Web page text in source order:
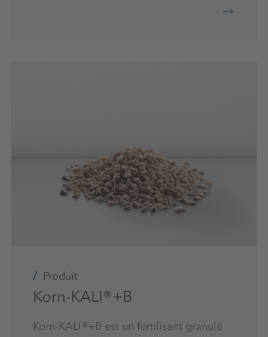
Produit
Korn-KALI®+B
Korn-KALI®+B est un fertilisant granulé